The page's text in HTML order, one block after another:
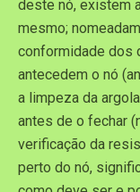
deste nó, existem
mesmo;
conformidade dos
antecedem o nó
a limpeza da
antes de o fechar
verificação da
perto do nó,